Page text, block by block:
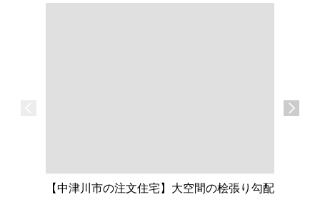
【中津川市の注文住宅】大空間の桧張り勾配